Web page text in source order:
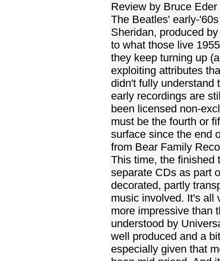
Review by Bruce Eder
The Beatles' early-
Sheridan, produced
to what those live
they keep turning up
exploiting attributes
didn't fully understand
early recordings are
been licensed non-
must be the fourth or
surface since the end
from Bear Family
This time, the finished
separate CDs as part
decorated, partly
music involved. It's all
more impressive than
understood by
well produced and a
especially given that